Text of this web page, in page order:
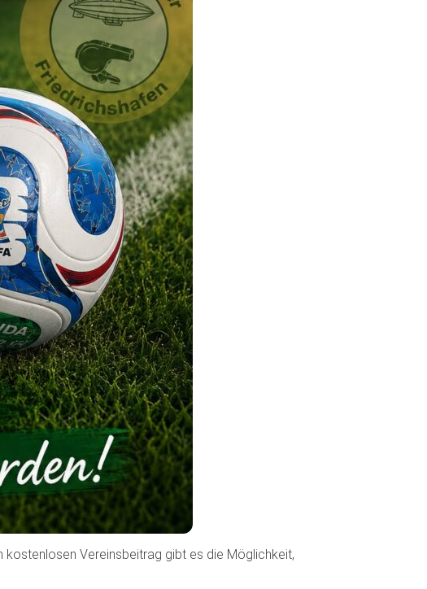
kostenlosen Vereinsbeitrag gibt es die Möglichkeit,